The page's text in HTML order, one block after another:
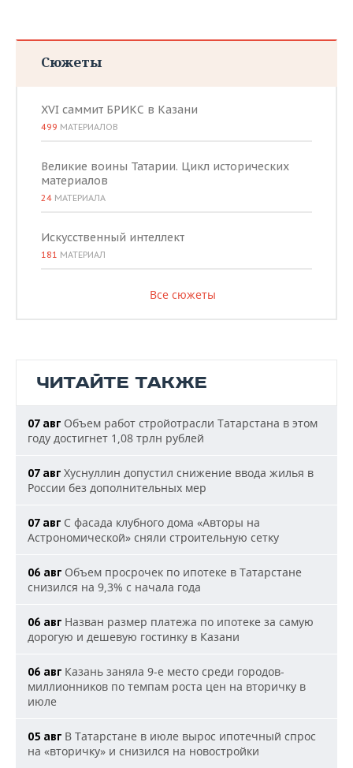
Сюжеты
XVI саммит БРИКС в Казани
499 МАТЕРИАЛОВ
Великие воины Татарии. Цикл исторических
материалов
24 МАТЕРИАЛА
Искусственный интеллект
181 МАТЕРИАЛ
Все сюжеты
ЧИТАЙТЕ ТАКЖЕ
07 авг Объем работ стройотрасли Татарстана в этом
году достигнет 1,08 трлн рублей
07 авг Хуснуллин допустил снижение ввода жилья в
России без дополнительных мер
07 авг С фасада клубного дома «Авторы на
Астрономической» сняли строительную сетку
06 авг Объем просрочек по ипотеке в Татарстане
снизился на 9,3% с начала года
06 авг Назван размер платежа по ипотеке за самую
дорогую и дешевую гостинку в Казани
06 авг Казань заняла 9-е место среди городов-
миллионников по темпам роста цен на вторичку в
июле
05 авг В Татарстане в июле вырос ипотечный спрос
на «вторичку» и снизился на новостройки